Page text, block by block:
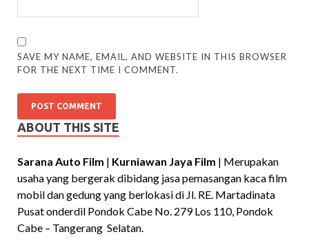
SAVE MY NAME, EMAIL, AND WEBSITE IN THIS BROWSER
FOR THE NEXT TIME I COMMENT.
ABOUT THIS SITE
Sarana Auto Film | Kurniawan Jaya Film | Merupakan
usaha yang bergerak dibidang jasa pemasangan kaca film
mobil dan gedung yang berlokasi di Jl. RE. Martadinata
Pusat onderdil Pondok Cabe No. 279 Los 110, Pondok
Cabe – Tangerang Selatan.